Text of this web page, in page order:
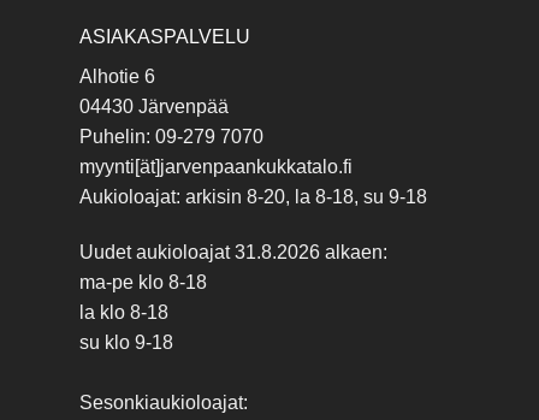
ASIAKASPALVELU
Alhotie 6
04430 Järvenpää
Puhelin: 09-279 7070
myynti[ät]jarvenpaankukkatalo.fi
Aukioloajat: arkisin 8-20, la 8-18, su 9-18
Uudet aukioloajat 31.8.2026 alkaen:
ma-pe klo 8-18
la klo 8-18
su klo 9-18
Sesonkiaukioloajat: